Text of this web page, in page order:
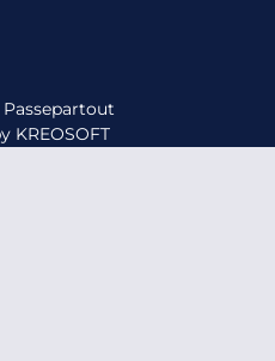
Passepartout
KREOSOFT